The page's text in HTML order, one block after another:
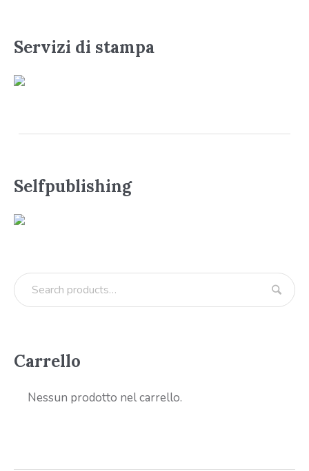
Servizi di stampa
Selfpublishing
Carrello
Nessun prodotto nel carrello.